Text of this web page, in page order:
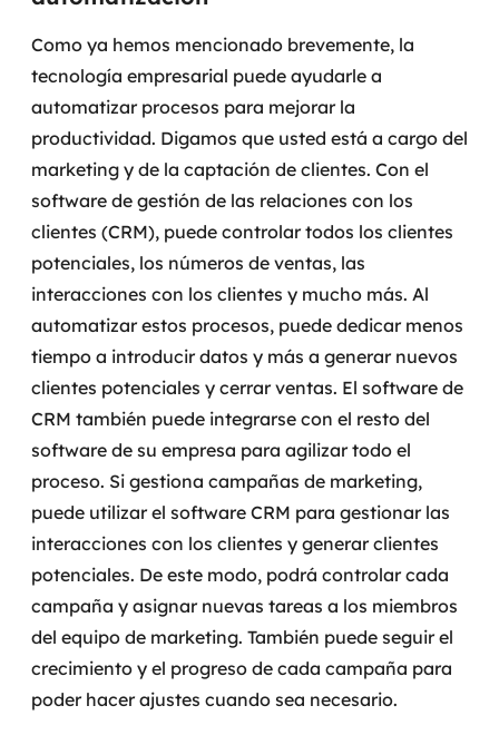
Como ya hemos mencionado brevemente, la
tecnología empresarial puede ayudarle a
automatizar procesos para mejorar la
productividad. Digamos que usted está a cargo del
marketing y de la captación de clientes. Con el
software de gestión de las relaciones con los
clientes (CRM), puede controlar todos los clientes
potenciales, los números de ventas, las
interacciones con los clientes y mucho más. Al
automatizar estos procesos, puede dedicar menos
tiempo a introducir datos y más a generar nuevos
clientes potenciales y cerrar ventas. El software de
CRM también puede integrarse con el resto del
software de su empresa para agilizar todo el
proceso. Si gestiona campañas de marketing,
puede utilizar el software CRM para gestionar las
interacciones con los clientes y generar clientes
potenciales. De este modo, podrá controlar cada
campaña y asignar nuevas tareas a los miembros
del equipo de marketing. También puede seguir el
crecimiento y el progreso de cada campaña para
poder hacer ajustes cuando sea necesario.